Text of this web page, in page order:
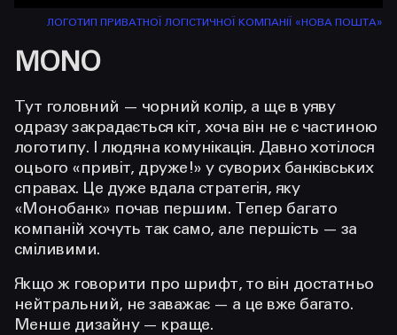
ЛОГОТИП ПРИВАТНОЇ ЛОГІСТИЧНОЇ КОМПАНІЇ «НОВА ПОШТА»
MONO
Тут головний — чорний колір, а ще в уяву
одразу закрадається кіт, хоча він не є частиною
логотипу. І людяна комунікація. Давно хотілося
оцього «привіт, друже!» у суворих банківських
справах. Це дуже вдала стратегія, яку
«Монобанк» почав першим. Тепер багато
компаній хочуть так само, але першість — за
сміливими.
Якщо ж говорити про шрифт, то він достатньо
нейтральний, не заважає — а це вже багато.
Менше дизайну — краще.